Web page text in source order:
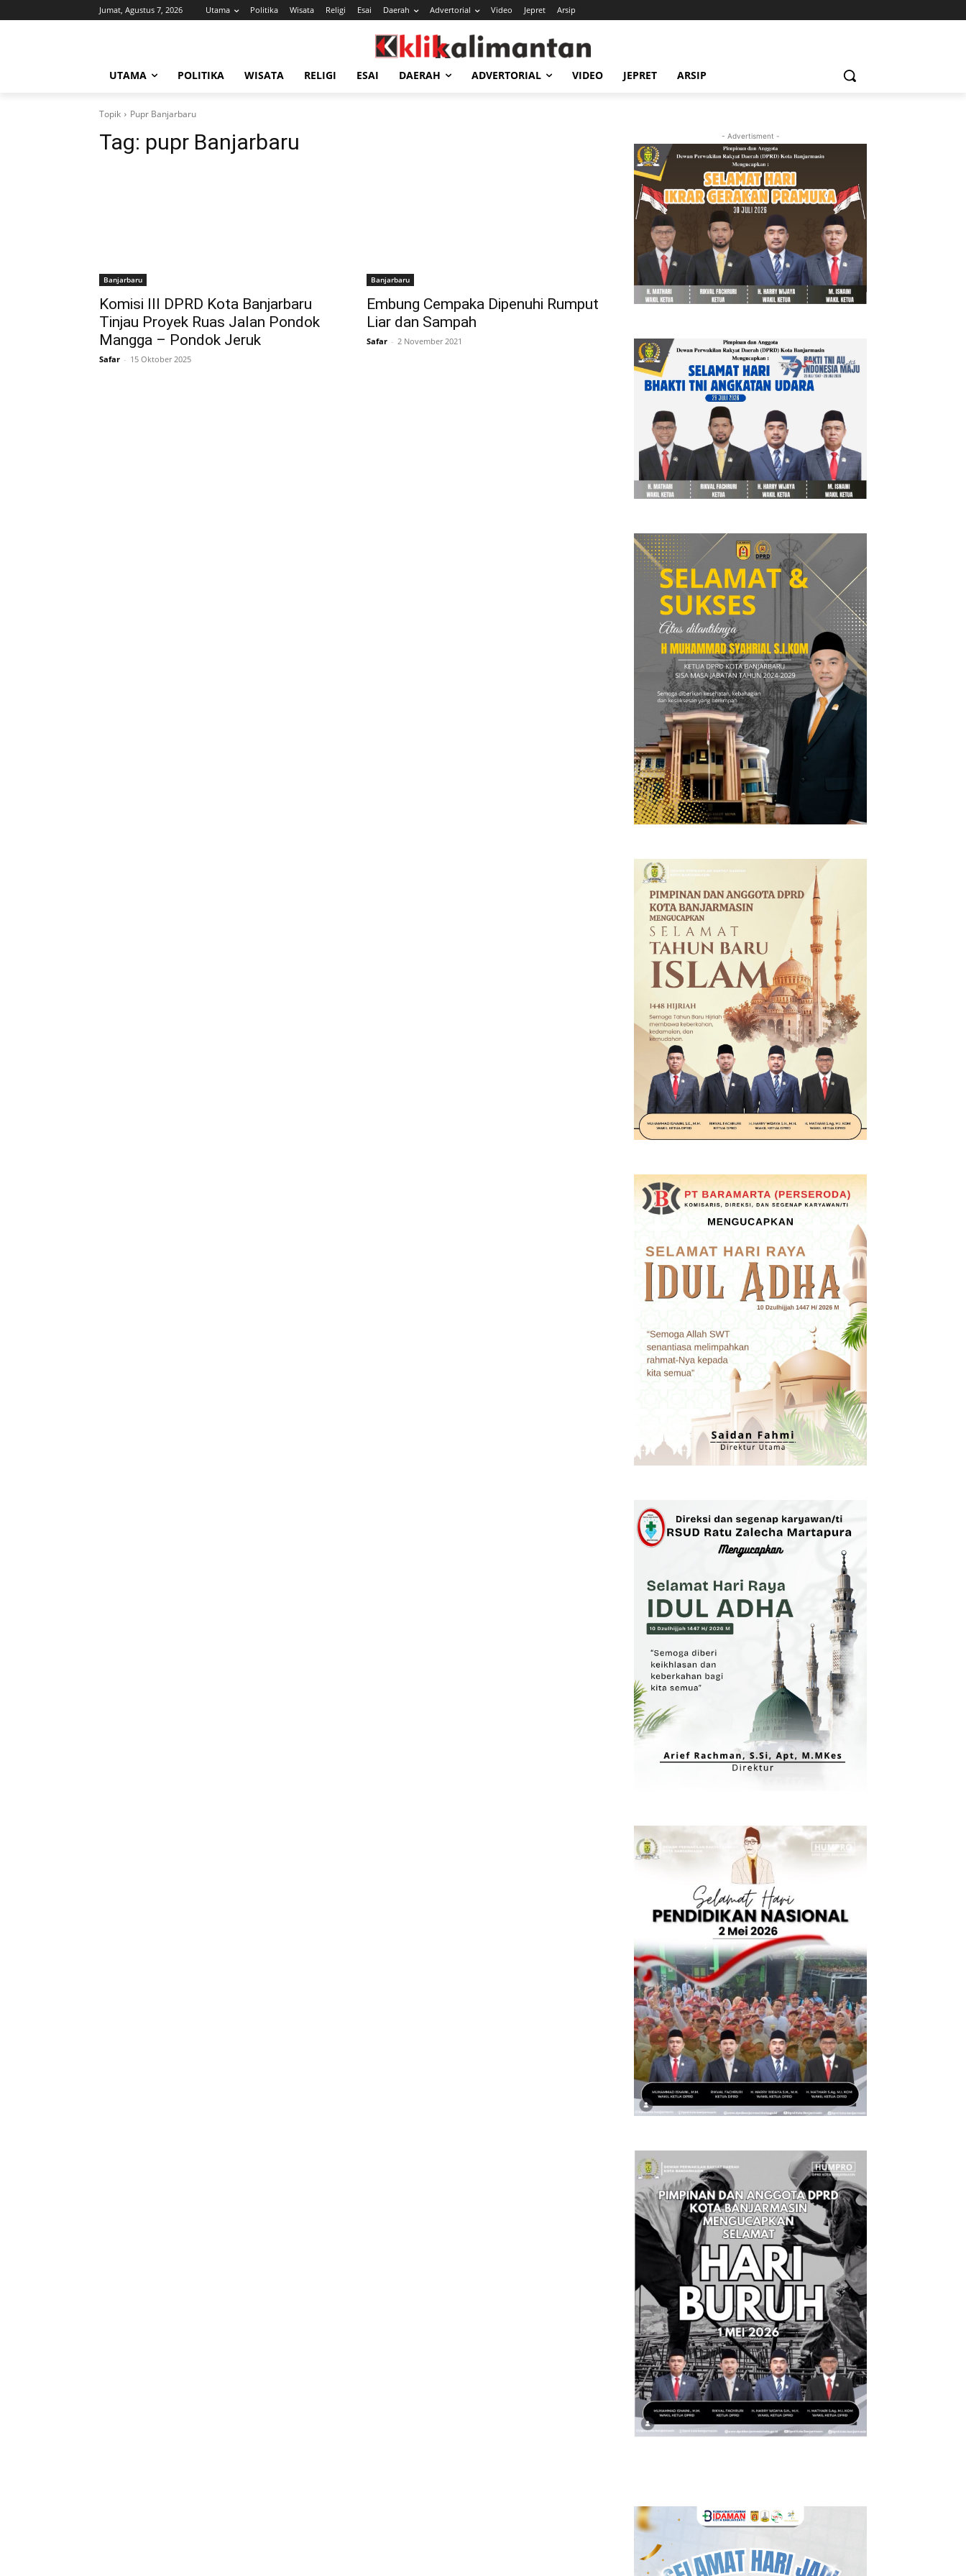
Jumat, Agustus 7, 2026 Utama Politika Wisata Religi Esai Daerah Advertorial Video Jepret Arsip
UTAMA POLITIKA WISATA RELIGI ESAI DAERAH ADVERTORIAL VIDEO JEPRET ARSIP
Topik Pupr Banjarbaru
Tag: pupr Banjarbaru
Banjarbaru
Komisi III DPRD Kota Banjarbaru
Tinjau Proyek Ruas Jalan Pondok
Mangga – Pondok Jeruk
Safar - 15 Oktober 2025
Banjarbaru
Embung Cempaka Dipenuhi Rumput
Liar dan Sampah
Safar - 2 November 2021
- Advertisment -